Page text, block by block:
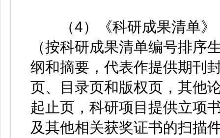
（4）《科研成果清单》
（按科研成果清单编号排序
纲和摘要，代表作提供期刊
页、目录页和版权页，其他
起止页，科研项目提供立项
及其他相关获奖证书的扫描